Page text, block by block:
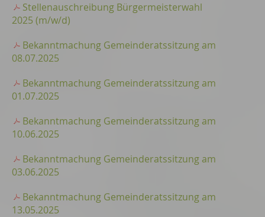
Stellenauschreibung Bürgermeisterwahl
2025 (m/w/d)
Bekanntmachung Gemeinderatssitzung am
08.07.2025
Bekanntmachung Gemeinderatssitzung am
01.07.2025
Bekanntmachung Gemeinderatssitzung am
10.06.2025
Bekanntmachung Gemeinderatssitzung am
03.06.2025
Bekanntmachung Gemeinderatssitzung am
13.05.2025